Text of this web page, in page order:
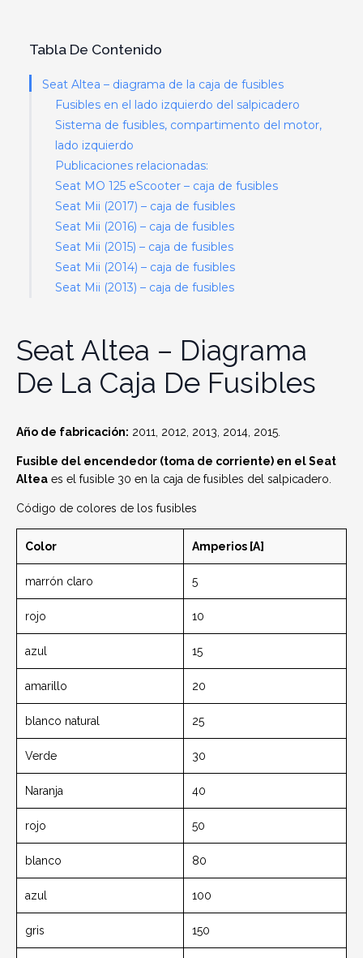
Tabla De Contenido
Seat Altea – diagrama de la caja de fusibles
Fusibles en el lado izquierdo del salpicadero
Sistema de fusibles, compartimento del motor,
lado izquierdo
Publicaciones relacionadas:
Seat MO 125 eScooter – caja de fusibles
Seat Mii (2017) – caja de fusibles
Seat Mii (2016) – caja de fusibles
Seat Mii (2015) – caja de fusibles
Seat Mii (2014) – caja de fusibles
Seat Mii (2013) – caja de fusibles
Seat Altea – Diagrama
De La Caja De Fusibles
Año de fabricación: 2011, 2012, 2013, 2014, 2015.
Fusible del encendedor (toma de corriente) en el Seat
Altea es el fusible 30 en la caja de fusibles del salpicadero.
Código de colores de los fusibles
Color Amperios [A]
marrón claro 5
rojo 10
azul 15
amarillo 20
blanco natural 25
Verde 30
Naranja 40
rojo 50
blanco 80
azul 100
gris 150